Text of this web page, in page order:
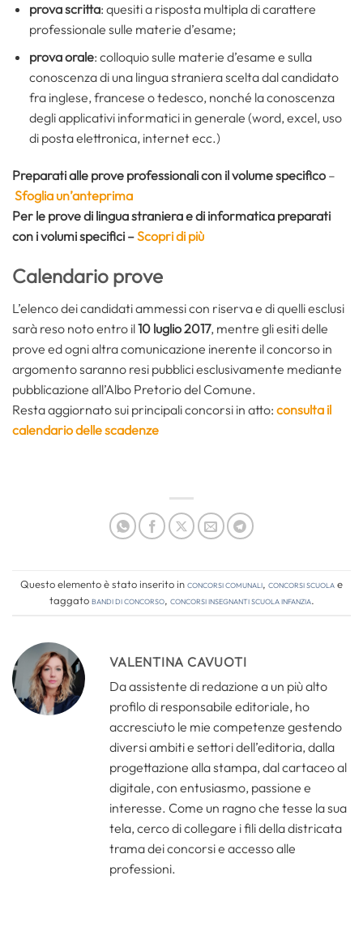
prova scritta: quesiti a risposta multipla di carattere
professionale sulle materie d’esame;
prova orale: colloquio sulle materie d’esame e sulla
conoscenza di una lingua straniera scelta dal candidato
fra inglese, francese o tedesco, nonché la conoscenza
degli applicativi informatici in generale (word, excel, uso
di posta elettronica, internet ecc.)
Preparati alle prove professionali con il volume specifico –
Sfoglia un’anteprima
Per le prove di lingua straniera e di informatica preparati
con i volumi specifici –Scopri di più
Calendario prove
L’elenco dei candidati ammessi con riserva e di quelli esclusi
sarà reso noto entro il10 luglio 2017, mentre gli esiti delle
prove ed ogni altra comunicazione inerente il concorso in
argomento saranno resi pubblici esclusivamente mediante
pubblicazione all’Albo Pretorio del Comune.
Resta aggiornato sui principali concorsi in atto: consulta il
calendario delle scadenze
Questo elemento è stato inserito inConcorsi comunali, Concorsi Scuolae
taggatobandi di concorso, concorsi insegnanti scuola infanzia.
VALENTINA CAVUOTI
Da assistente di redazione a un più alto
profilo di responsabile editoriale, ho
accresciuto le mie competenze gestendo
diversi ambiti e settori dell’editoria, dalla
progettazione alla stampa, dal cartaceo al
digitale, con entusiasmo, passione e
interesse. Come un ragno che tesse la sua
tela, cerco di collegare i fili della districata
trama dei concorsi e accesso alle
professioni.